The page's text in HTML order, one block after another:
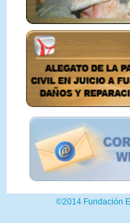
©2014 Fundación